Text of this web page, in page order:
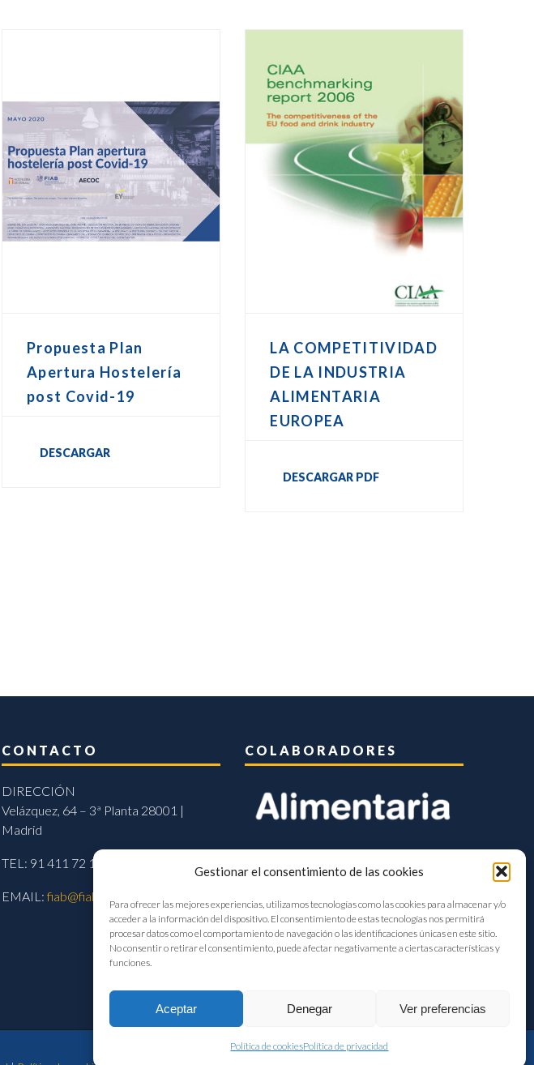
Gestionar el consentimiento de las cookies
Para ofrecer las mejores experiencias, utilizamos tecnologías como las cookies para almacenar y/o
acceder a la información del dispositivo. El consentimiento de estas tecnologías nos permitirá
procesar datos como el comportamiento de navegación o las identificaciones únicas en este sitio.
No consentir o retirar el consentimiento, puede afectar negativamente a ciertas características y
funciones.
Aceptar Denegar Ver preferencias
Política de cookiesPolítica de privacidad
Propuesta Plan
Apertura Hostelería
post Covid-19
DESCARGAR
LA COMPETITIVIDAD
DE LA INDUSTRIA
ALIMENTARIA
EUROPEA
DESCARGAR PDF
CONTACTO
DIRECCIÓN
Velázquez, 64 – 3ª Planta 28001 |
Madrid
TEL: 91 411 72 11
EMAIL:fiab@fiab.es
COLABORADORES